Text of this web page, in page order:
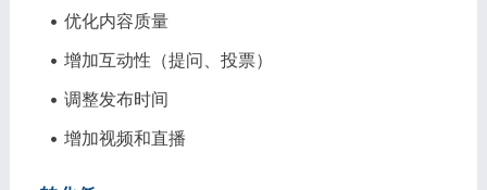
• 优化内容质量
• 增加互动性（提问、投票）
• 调整发布时间
• 增加视频和直播